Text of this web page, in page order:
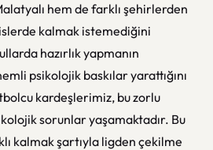
hem de farklı şehirlerden
kalmak istemediğini
hazırlık yapmanın
psikolojik baskılar yarattığını
kardeşlerimiz, bu zorlu
sorunlar yaşamaktadır. Bu
kalmak şartıyla ligden çekilme